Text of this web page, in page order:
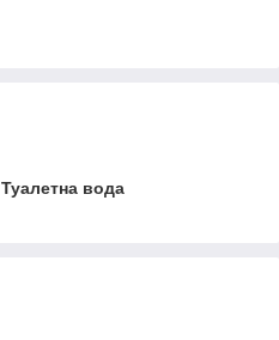
Туалетна вода